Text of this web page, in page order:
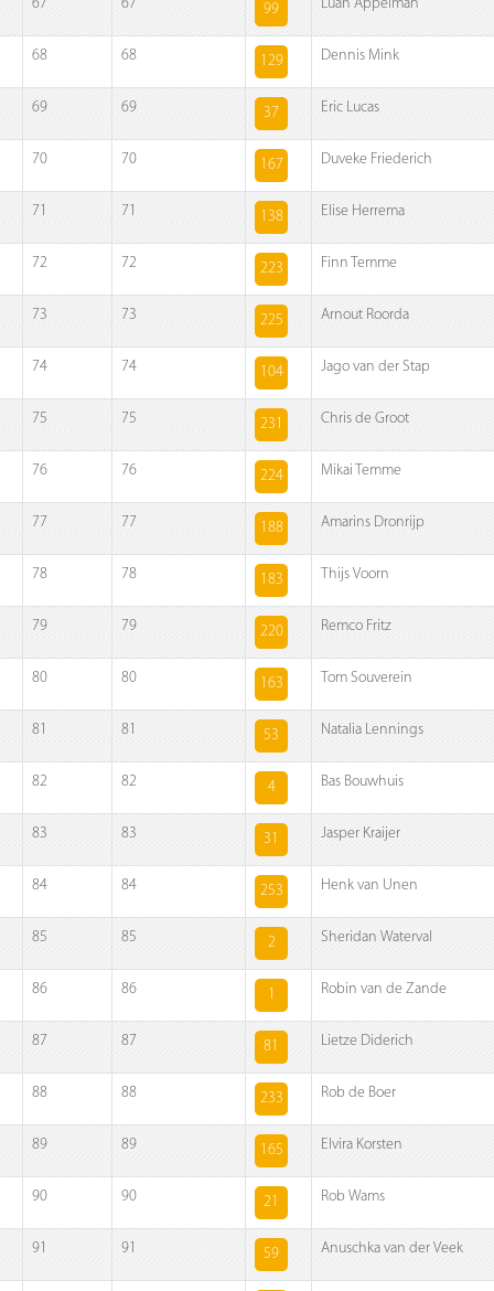
67 67 99 Luan Appelman
68 68 129 Dennis Mink
69 69 37 Eric Lucas
70 70 167 Duveke Friederich
71 71 138 Elise Herrema
72 72 223 Finn Temme
73 73 225 Arnout Roorda
74 74 104 Jago van der Stap
75 75 231 Chris de Groot
76 76 224 Mikai Temme
77 77 188 Amarins Dronrijp
78 78 183 Thijs Voorn
79 79 220 Remco Fritz
80 80 163 Tom Souverein
81 81 53 Natalia Lennings
82 82 4 Bas Bouwhuis
83 83 31 Jasper Kraijer
84 84 253 Henk van Unen
85 85 2 Sheridan Waterval
86 86 1 Robin van de Zande
87 87 81 Lietze Diderich
88 88 233 Rob de Boer
89 89 165 Elvira Korsten
90 90 21 Rob Wams
91 91 59 Anuschka van der Veek